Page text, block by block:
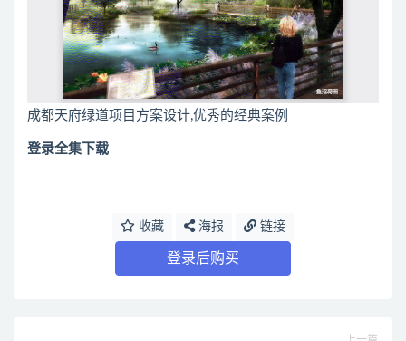
成都天府绿道项目方案设计,优秀的经典案例
登录全集下载
收藏 海报 链接
登录后购买